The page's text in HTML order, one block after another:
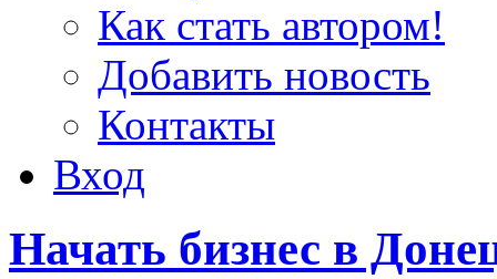
Как стать автором!
Добавить новость
Контакты
Вход
Начать бизнес в